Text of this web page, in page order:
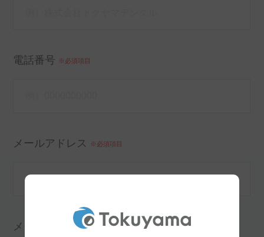
電話番号 ※必須項目
メールアドレス ※必須項目
メールアドレス（確認）※必須項目